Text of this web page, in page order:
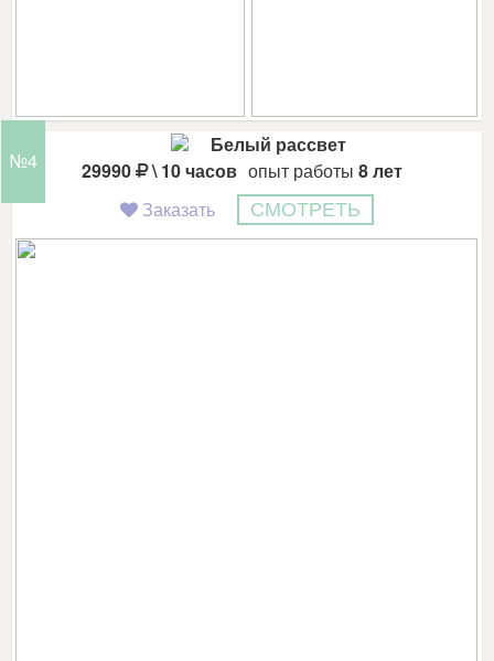
№4
Белый рассвет
29990
\ 10 часов опыт работы 8 лет
Заказать
СМОТРЕТЬ